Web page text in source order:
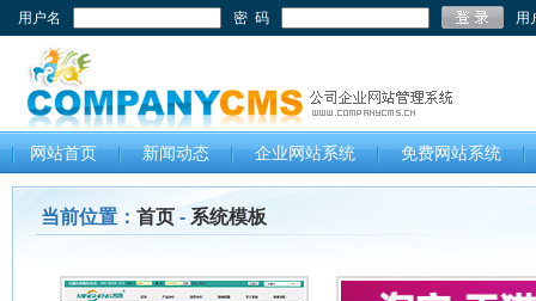
用户名 密 码 用
网站首页 新闻动态 企业网站系统 免费网站系统
当前位置： 首页 - 系统模板